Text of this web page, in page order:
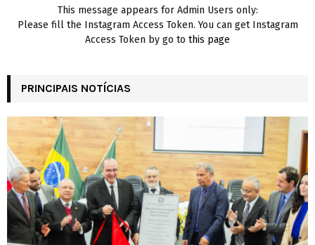
This message appears for Admin Users only:
Please fill the Instagram Access Token. You can get Instagram
Access Token by go to this page
PRINCIPAIS NOTÍCIAS